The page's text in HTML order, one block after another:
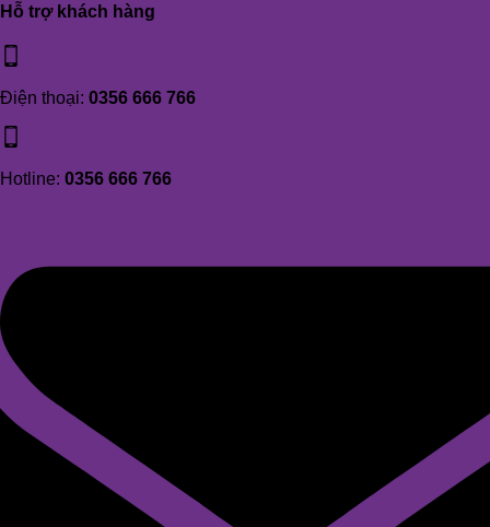
Hỗ trợ khách hàng
Điện thoại: 0356 666 766
Hotline: 0356 666 766